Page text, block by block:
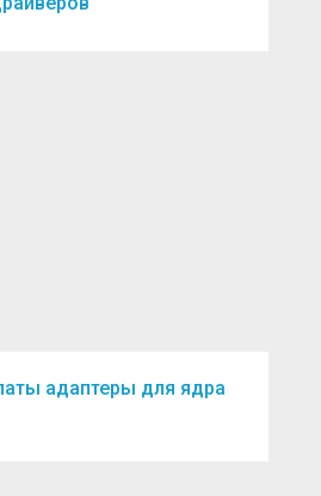
адаптеры для ядра